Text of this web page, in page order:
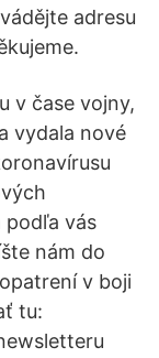
adresu
v čase vojny,
vydala nové
podľa vás
nám do
v boji
tu: